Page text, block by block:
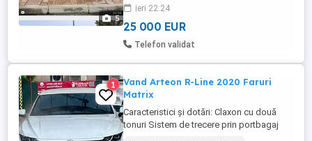
5
ieri 22:24
25 000 EUR
Telefon validat
1
Vand Arteon R-Line 2020 Faruri
Matrix
Caracteristici și dotări: Claxon cu două
tonuri Sistem de trecere prin portbagaj